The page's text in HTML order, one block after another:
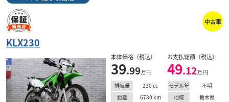
中古車
KLX230
本体価格（税込）
39.99万円
お支払総額（税込）
49.12万円
排気量 230 cc モデル年
不明
距離
6780 km 地域
栃木県